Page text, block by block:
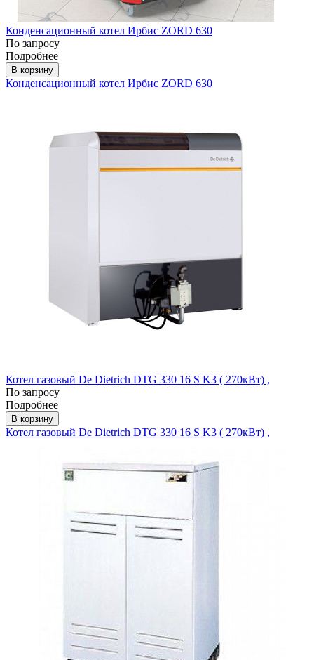
Конденсационный котел Ирбис ZORD 630
По запросу
Подробнее
В корзину
Конденсационный котел Ирбис ZORD 630
Котел газовый De Dietrich DTG 330 16 S K3 ( 270кВт) ,
По запросу
Подробнее
В корзину
Котел газовый De Dietrich DTG 330 16 S K3 ( 270кВт) ,